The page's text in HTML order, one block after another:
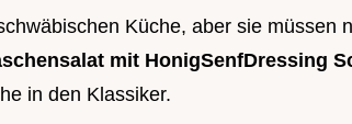
Küche, aber sie müssen
mit HonigSenfDressing
in den Klassiker.